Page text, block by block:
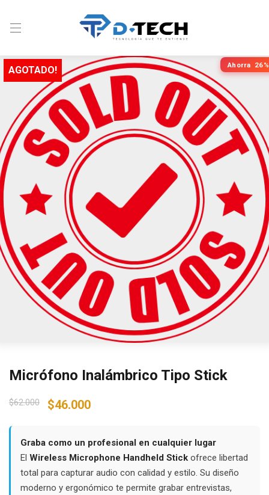
Ahorra 26%
AGOTADO!
Micrófono Inalámbrico Tipo Stick
$62.000
Original
$62.000.
$46.000Current
$46.000.
Graba como un profesional en cualquier lugar
El Wireless Microphone Handheld Stick ofrece libertad
total para capturar audio con calidad y estilo. Su diseño
moderno y ergonómico te permite grabar entrevistas,